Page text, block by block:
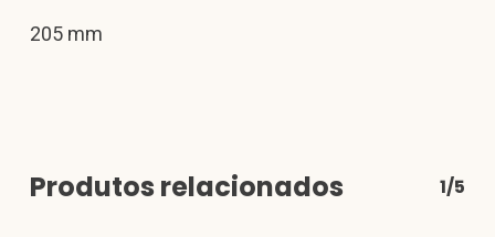
205 mm
Produtos relacionados 1/5